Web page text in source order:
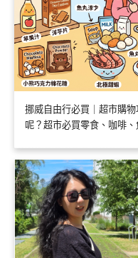
挪威自由行必買｜超市購
呢？超市必買零食、咖啡